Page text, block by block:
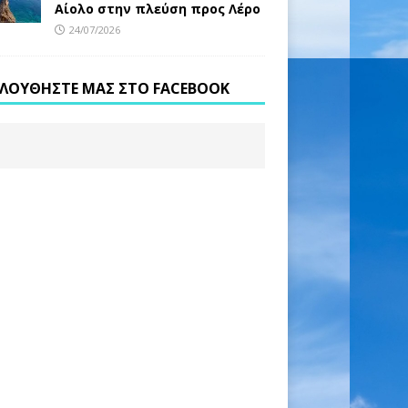
Αίολο στην πλεύση προς Λέρο
24/07/2026
ΜΑΣ ΣΤΟ FACEBOOK